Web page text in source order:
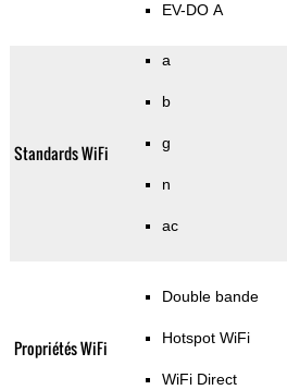
EV-DO A
Standards WiFi
a
b
g
n
ac
Propriétés WiFi
Double bande
Hotspot WiFi
WiFi Direct